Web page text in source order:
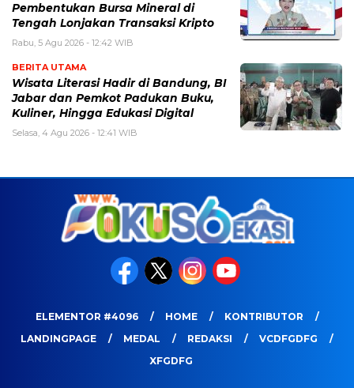
Pembentukan Bursa Mineral di
Tengah Lonjakan Transaksi Kripto
Rabu, 5 Agu 2026 - 12:42 WIB
BERITA UTAMA
Wisata Literasi Hadir di Bandung, BI
Jabar dan Pemkot Padukan Buku,
Kuliner, Hingga Edukasi Digital
Selasa, 4 Agu 2026 - 12:41 WIB
ELEMENTOR #4096 HOME
KONTRIBUTOR
LANDINGPAGE
MEDAL REDAKSI
VCDFGDFG
XFGDFG